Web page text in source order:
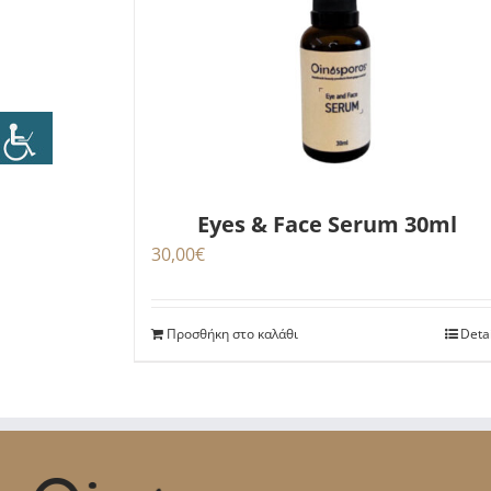
Eyes & Face Serum 30ml
30,00€
Προσθήκη στο καλάθι